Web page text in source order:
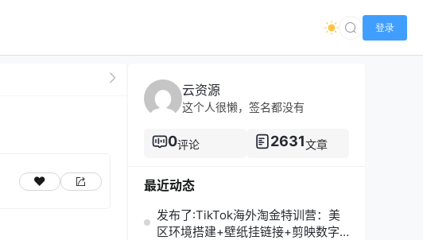
登录
云资源
这个人很懒，签名都没有
0评论 2631文章
最近动态
发布了:TikTok海外淘金特训营：美
区环境搭建+壁纸挂链接+剪映数字